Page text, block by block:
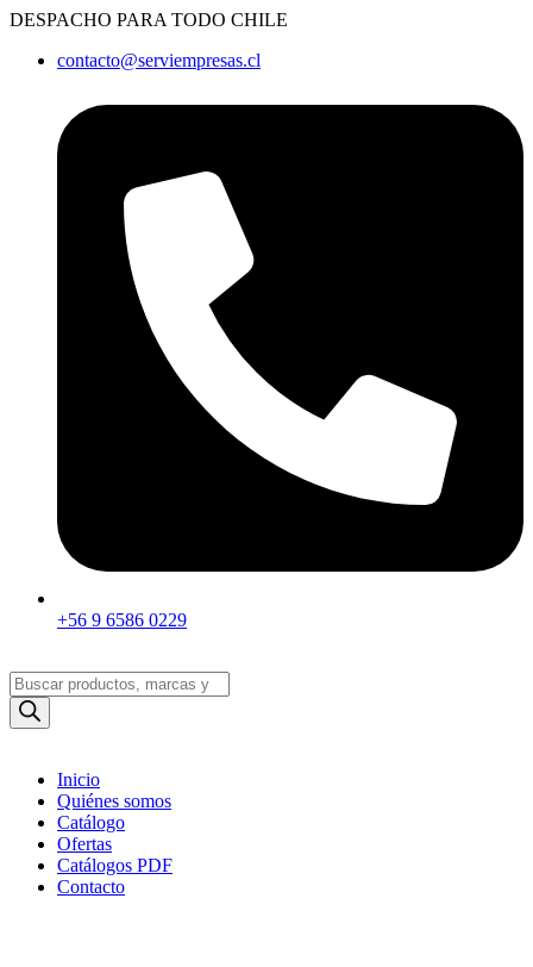
Ir
contenido
DESPACHO PARA TODO CHILE
contacto@serviempresas.cl
+56 9 6586 0229
Búsqueda
de
productos
Inicio
Quiénes somos
Catálogo
Ofertas
Catálogos PDF
Contacto